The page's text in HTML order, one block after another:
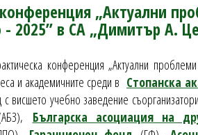
„Актуални
- 2025” в СА „Димитър А.
конференция „Актуални
и академичните среди в Стопанска
висшето учебно заведение
Българска асоциация на